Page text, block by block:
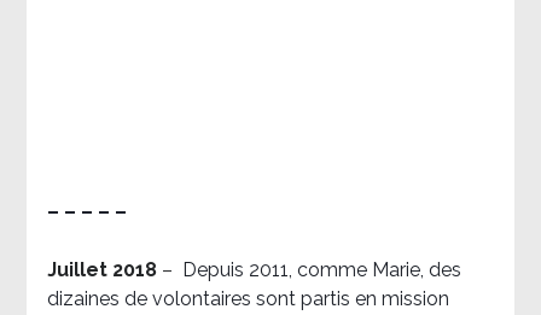
– – – – –
Juillet 2018 –
Depuis 2011, comme Marie, des
dizaines de volontaires sont partis en mission